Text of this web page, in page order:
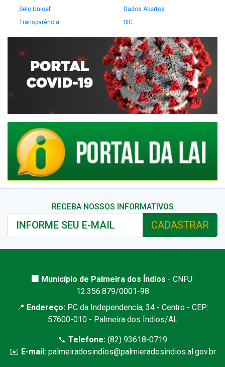
Selo Unicef
Dados Abertos
Transparência
SIC
RECEBA NOSSOS INFORMATIVOS
CADASTRAR
🏢 Município de Palmeira dos Índios - CNPJ:
12.356.879/0001-98
📍 Endereço: PC da Independencia, 34 - Centro - CEP:
57600-010 - Palmeira dos Índios/AL
📞 Telefone:(82) 93618-0719
✉️ E-mail: palmeiradosindios@palmieradosindios.al.gov.br